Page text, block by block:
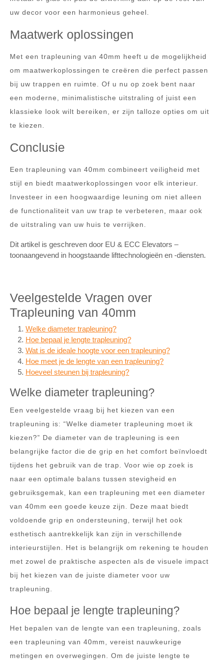
uw decor voor een harmonieus geheel.
Maatwerk oplossingen
Met een trapleuning van 40mm heeft u de mogelijkheid
om maatwerkoplossingen te creëren die perfect passen
bij uw trappen en ruimte. Of u nu op zoek bent naar
een moderne, minimalistische uitstraling of juist een
klassieke look wilt bereiken, er zijn talloze opties om uit
te kiezen.
Conclusie
Een trapleuning van 40mm combineert veiligheid met
stijl en biedt maatwerkoplossingen voor elk interieur.
Investeer in een hoogwaardige leuning om niet alleen
de functionaliteit van uw trap te verbeteren, maar ook
de uitstraling van uw huis te verrijken.
Dit artikel is geschreven door EU & ECC Elevators –
toonaangevend in hoogstaande lifttechnologieën en -diensten.
Veelgestelde Vragen over
Trapleuning van 40mm
Welke diameter trapleuning?
Hoe bepaal je lengte trapleuning?
Wat is de ideale hoogte voor een trapleuning?
Hoe meet je de lengte van een trapleuning?
Hoeveel steunen bij trapleuning?
Welke diameter trapleuning?
Een veelgestelde vraag bij het kiezen van een
trapleuning is: “Welke diameter trapleuning moet ik
kiezen?” De diameter van de trapleuning is een
belangrijke factor die de grip en het comfort beïnvloedt
tijdens het gebruik van de trap. Voor wie op zoek is
naar een optimale balans tussen stevigheid en
gebruiksgemak, kan een trapleuning met een diameter
van 40mm een goede keuze zijn. Deze maat biedt
voldoende grip en ondersteuning, terwijl het ook
esthetisch aantrekkelijk kan zijn in verschillende
interieurstijlen. Het is belangrijk om rekening te houden
met zowel de praktische aspecten als de visuele impact
bij het kiezen van de juiste diameter voor uw
trapleuning.
Hoe bepaal je lengte trapleuning?
Het bepalen van de lengte van een trapleuning, zoals
een trapleuning van 40mm, vereist nauwkeurige
metingen en overwegingen. Om de juiste lengte te